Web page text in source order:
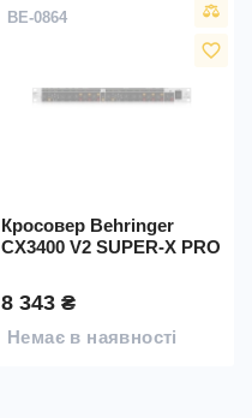
BE-0864
favorite_border
Кросовер Behringer
CX3400 V2 SUPER-X PRO
8 343 ₴
Немає в наявності